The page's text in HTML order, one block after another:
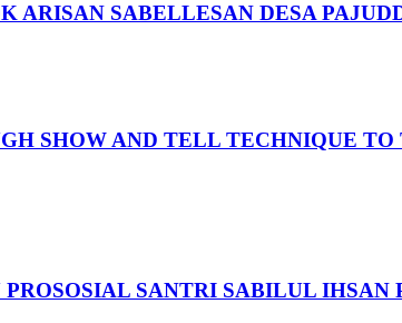
SABELLESAN DESA
SHOW AND TELL TECHNIQUE TO
SANTRI SABILUL IHSAN